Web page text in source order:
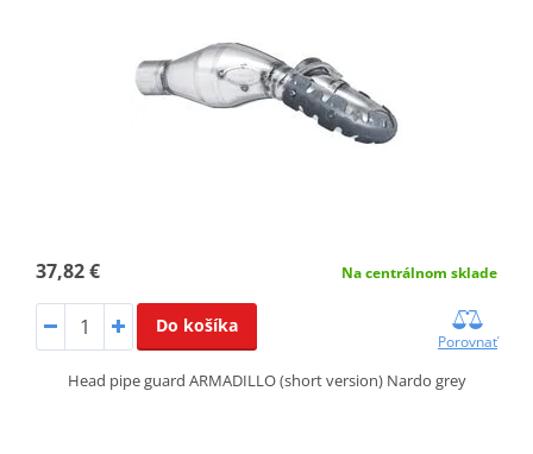
37,82 € Na centrálnom sklade
Do košíka
Porovnať
Head pipe guard ARMADILLO (short version) Nardo grey